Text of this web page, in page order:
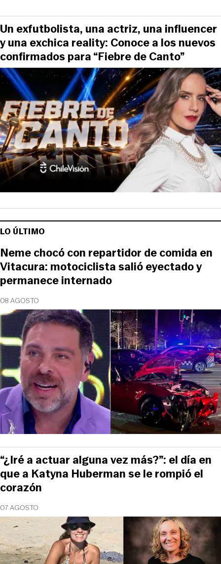
Un exfutbolista, una actriz, una influencer
y una exchica reality: Conoce a los nuevos
confirmados para “Fiebre de Canto”
LO ÚLTIMO
08 AGOSTO
Neme chocó con repartidor de comida en
Vitacura: motociclista salió eyectado y
permanece internado
07 AGOSTO
“¿Iré a actuar alguna vez más?”: el día en
que a Katyna Huberman se le rompió el
corazón